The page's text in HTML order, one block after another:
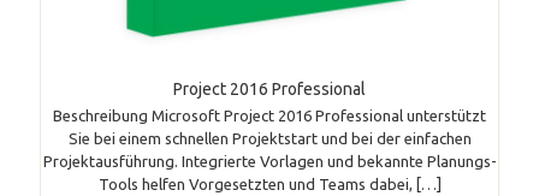
Project 2016 Professional
Beschreibung Microsoft Project 2016 Professional unterstützt
Sie bei einem schnellen Projektstart und bei der einfachen
Projektausführung. Integrierte Vorlagen und bekannte Planungs-
Tools helfen Vorgesetzten und Teams dabei,
[…]